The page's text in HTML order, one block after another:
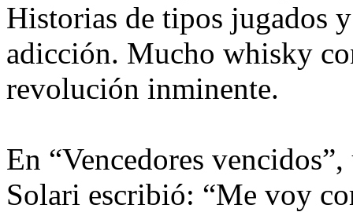
Historias de tipos jugados
adicción. Mucho whisky
revolución inminente.
En “Vencedores
Solari escribió: “Me voy